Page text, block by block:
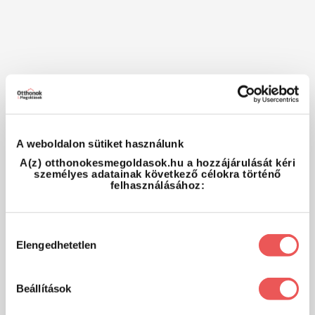
A weboldalon sütiket használunk
A(z) otthonokesmegoldasok.hu a hozzájárulását kéri
személyes adatainak következő célokra történő
felhasználásához:
kiválasztása
Elengedhetetlen
Beállítások